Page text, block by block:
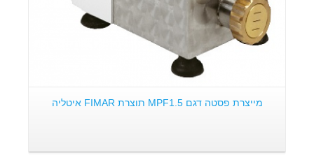
מייצרת פסטה דגם MPF1.5 תוצרת FIMAR איטליה